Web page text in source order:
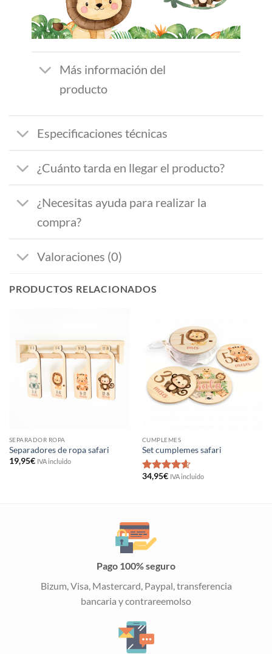
Más información del
producto
Especificaciones técnicas
¿Cuánto tarda en llegar el producto?
¿Necesitas ayuda para realizar la
compra?
Valoraciones (0)
PRODUCTOS RELACIONADOS
SEPARADOR ROPA
Separadores de ropa safari
19,95€ IVA incluido
CUMPLEMES
Set cumplemes safari
Valorado
34,95€ IVA incluido
Pago 100% seguro
Bizum, Visa, Mastercard, Paypal, transferencia
bancaria y contrareemolso